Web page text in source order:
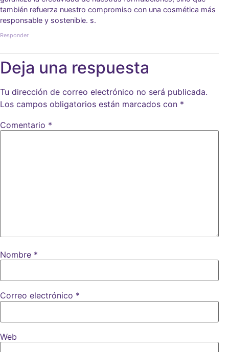
también refuerza nuestro compromiso con una cosmética más
responsable y sostenible. s.
Responder
Deja una respuesta
Tu dirección de correo electrónico no será publicada.
Los campos obligatorios están marcados con *
Comentario *
Nombre *
Correo electrónico *
Web